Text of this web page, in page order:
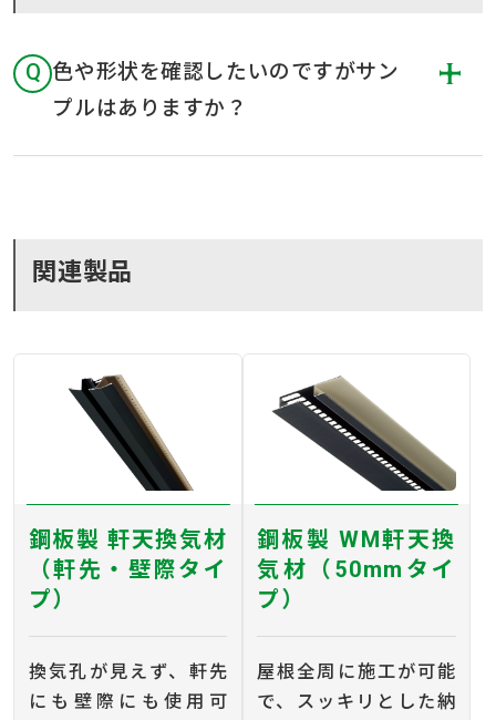
Q 色や形状を確認したいのですがサン
プルはありますか？
関連製品
鋼板製 軒天換気材
（軒先・壁際タイ
プ）
換気孔が見えず、軒先
にも壁際にも使用可
鋼板製 WM軒天換
気材（50mmタイ
プ）
屋根全周に施工が可能
で、スッキリとした納